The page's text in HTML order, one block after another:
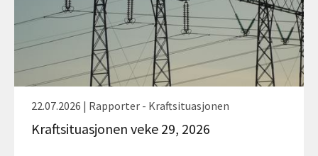
22.07.2026 | Rapporter - Kraftsituasjonen
Kraftsituasjonen veke 29, 2026